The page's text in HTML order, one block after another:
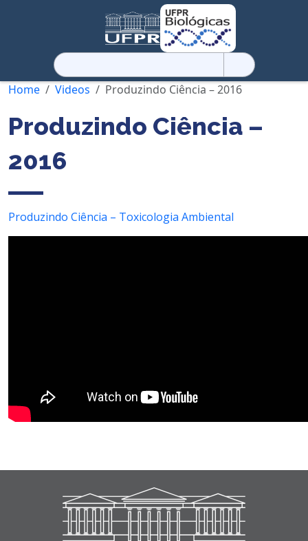
Pesquisar
por:
Home
Videos Produzindo Ciência – 2016
Produzindo Ciência –
2016
Produzindo Ciência – Toxicologia Ambiental